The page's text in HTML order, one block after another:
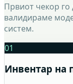
Првиот чекор го
валидираме
систем.
01
Инвентар на